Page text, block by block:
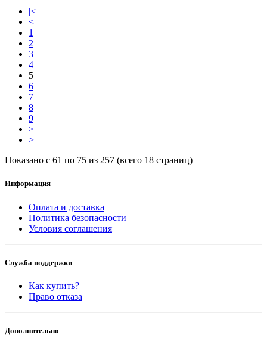
|<
<
1
2
3
4
5
6
7
8
9
>
>|
Показано с 61 по 75 из 257 (всего 18 страниц)
Информация
Оплата и доставка
Политика безопасности
Условия соглашения
Служба поддержки
Как купить?
Право отказа
Дополнительно